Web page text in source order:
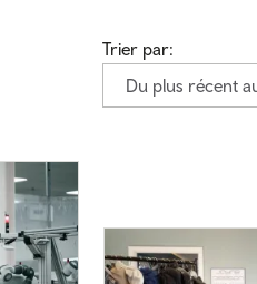
Trier par:
Du plus récent